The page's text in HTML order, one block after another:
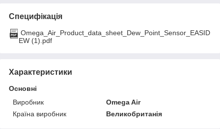
Специфікація
Omega_Air_Product_data_sheet_Dew_Point_Sensor_EASID
EW (1).pdf
Характеристики
Основні
Виробник
Omega Air
Країна виробник
Великобританія